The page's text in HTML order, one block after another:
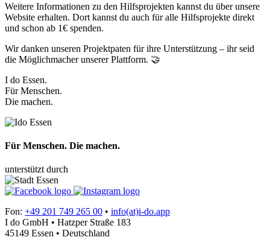
Weitere Informationen zu den Hilfsprojekten kannst du über unsere
Website erhalten. Dort kannst du auch für alle Hilfsprojekte direkt
und schon ab 1€ spenden.
Wir danken unseren Projektpaten für ihre Unterstützung – ihr seid
die Möglichmacher unserer Plattform. 🤝
I do Essen.
Für Menschen.
Die machen.
Für Menschen. Die machen.
unterstützt durch
Fon: +49 201 749 265 00 • info(at)i-do.app
I do GmbH • Hatzper Straße 183
45149 Essen • Deutschland